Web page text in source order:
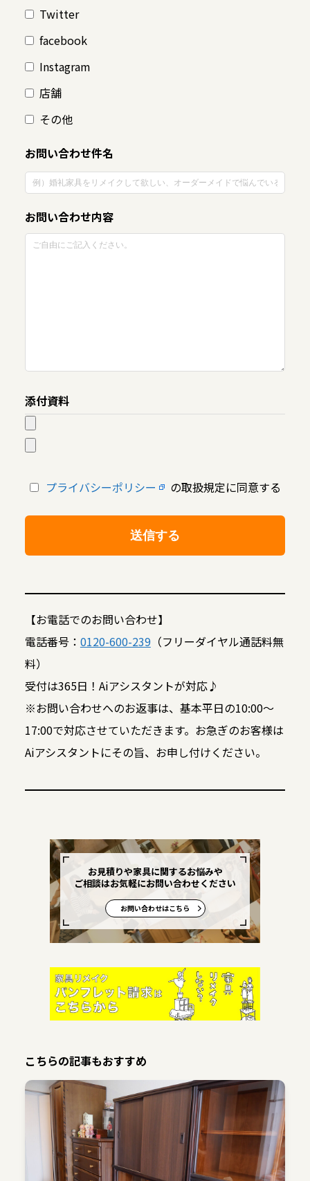
Twitter
facebook
Instagram
店舗
その他
お問い合わせ件名
お問い合わせ内容
添付資料
プライバシーポリシー の取扱規定に同意する
【お電話でのお問い合わせ】
電話番号： 0120-600-239（フリーダイヤル通話料無
料）
受付は365日！Aiアシスタントが対応♪
※お問い合わせへのお返事は、基本平日の10:00～
17:00で対応させていただきます。お急ぎのお客様は
Aiアシスタントにその旨、お申し付けください。
お見積りや家具に関するお悩みや
ご相談はお気軽にお問い合わせください
お問い合わせはこちら
こちらの記事もおすすめ